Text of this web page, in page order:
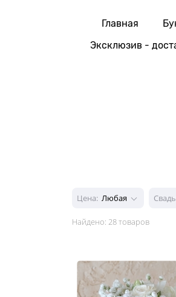
Главная
Эксклюзив -
Цена: Любая
Найдено: 28 товаров